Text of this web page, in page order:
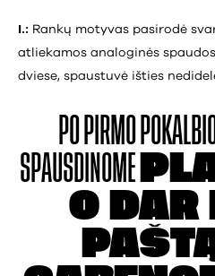
I.: Rankų motyvas pasirodė
atliekamos analoginės
dviese, spaustuvė išties
PO PIRMO POKALBIO
SPAUSDINOME
O DAR